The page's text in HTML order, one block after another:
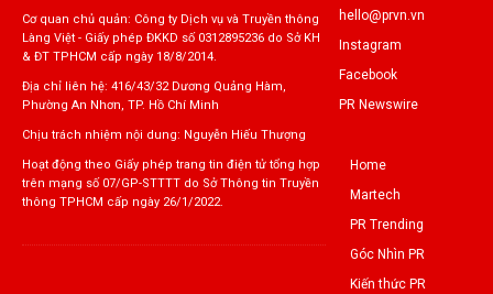
Cơ quan chủ quản: Công ty Dịch vụ và Truyền thông
Làng Việt - Giấy phép ĐKKD số 0312895236 do Sở KH
& ĐT TPHCM cấp ngày 18/8/2014.
Địa chỉ liên hệ: 416/43/32 Dương Quảng Hàm,
Phường An Nhơn, TP. Hồ Chí Minh
Chịu trách nhiệm nội dung: Nguyễn Hiếu Thượng
Hoạt động theo Giấy phép trang tin điện tử tổng hợp
trên mạng số 07/GP-STTTT do Sở Thông tin Truyền
thông TPHCM cấp ngày 26/1/2022.
hello@prvn.vn
Instagram
Facebook
PR Newswire
Home
Martech
PR Trending
Góc Nhìn PR
Kiến thức PR